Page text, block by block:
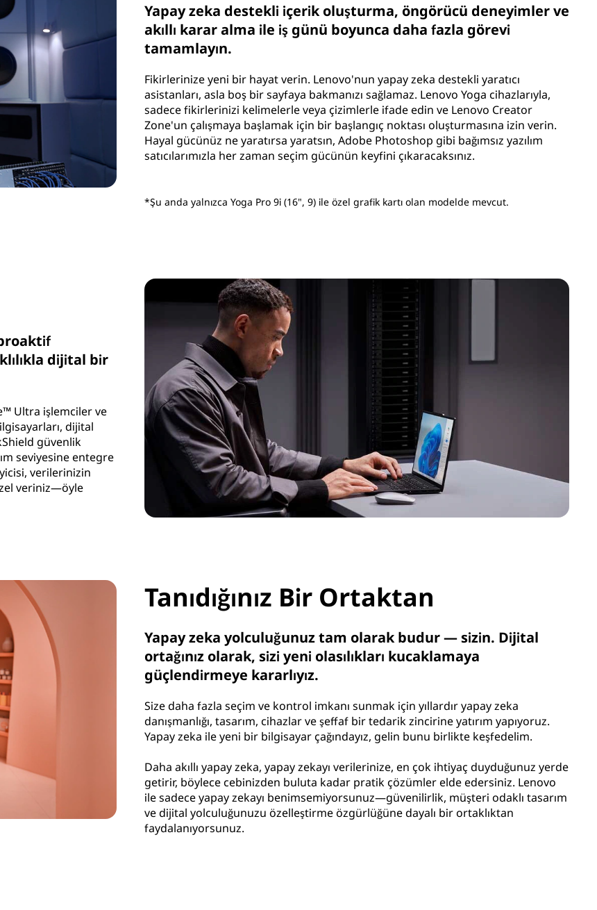
Yapay zeka destekli içerik oluşturma, öngörücü deneyimler ve
akıllı karar alma ile iş günü boyunca daha fazla görevi
tamamlayın.
Fikirlerinize yeni bir hayat verin. Lenovo'nun yapay zeka destekli yaratıcı
asistanları, asla boş bir sayfaya bakmanızı sağlamaz. Lenovo Yoga cihazlarıyla,
sadece fikirlerinizi kelimelerle veya çizimlerle ifade edin ve Lenovo Creator
Zone'un çalışmaya başlamak için bir başlangıç noktası oluşturmasına izin verin.
Hayal gücünüz ne yaratırsa yaratsın, Adobe Photoshop gibi bağımsız yazılım
satıcılarımızla her zaman seçim gücünün keyfini çıkaracaksınız.
*Şu anda yalnızca Yoga Pro 9i (16", 9) ile özel grafik kartı olan modelde mevcut.
dijital bir
Ultra işlemciler ve
dijital
güvenlik
seviyesine entegre
verilerinizin
veriniz—öyle
Tanıdığınız Bir Ortaktan
Yapay zeka yolculuğunuz tam olarak budur — sizin. Dijital
ortağınız olarak, sizi yeni olasılıkları kucaklamaya
güçlendirmeye kararlıyız.
Size daha fazla seçim ve kontrol imkanı sunmak için yıllardır yapay zeka
danışmanlığı, tasarım, cihazlar ve şeffaf bir tedarik zincirine yatırım yapıyoruz.
Yapay zeka ile yeni bir bilgisayar çağındayız, gelin bunu birlikte keşfedelim.
Daha akıllı yapay zeka, yapay zekayı verilerinize, en çok ihtiyaç duyduğunuz yerde
getirir, böylece cebinizden buluta kadar pratik çözümler elde edersiniz. Lenovo
ile sadece yapay zekayı benimsemiyorsunuz—güvenilirlik, müşteri odaklı tasarım
ve dijital yolculuğunuzu özelleştirme özgürlüğüne dayalı bir ortaklıktan
faydalanıyorsunuz.